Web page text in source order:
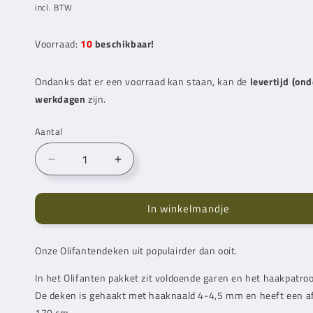
prijs
incl. BTW
Voorraad: 10 beschikbaar!
Ondanks dat er een voorraad kan staan, kan de levertijd
werkdagen zijn.
Aantal
Aantal
verlagen
voor
Deken
Aantal
verhogen
voor
Olifanten
Deken
In winkelmandje
Onze Olifantendeken uit populairder dan ooit.
In het Olifanten pakket zit voldoende garen en het
De deken is gehaakt met haaknaald 4-4,5 mm en heeft een